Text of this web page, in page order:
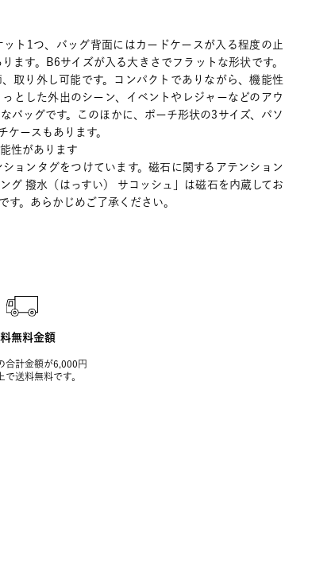
ト1つ、バッグ背面にはカードケースが入る程度の止
ます。B6サイズが入る大きさでフラットな形状です。
取り外し可能です。コンパクトでありながら、機能性
とした外出のシーン、イベントやレジャーなどのアウ
バッグです。このほかに、ポーチ形状の3サイズ、パソ
ケースもあります。
性があります
ョンタグをつけています。磁石に関するアテンション
グ 撥水（はっすい） サコッシュ」は磁石を内蔵してお
す。あらかじめご了承ください。
無料金額
合計金額が6,000円
で送料無料です。